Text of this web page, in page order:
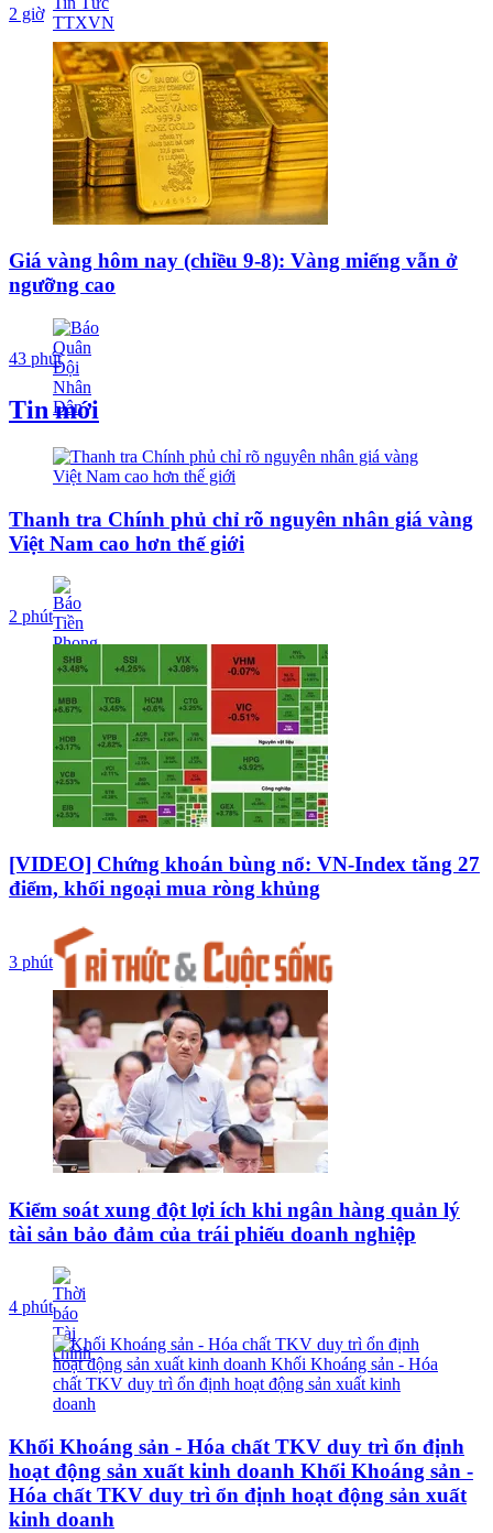
2 giờ
Giá vàng hôm nay (chiều 9-8): Vàng miếng vẫn ở
ngưỡng cao
43 phút
Tin mới
Thanh tra Chính phủ chỉ rõ nguyên nhân giá vàng
Việt Nam cao hơn thế giới
2 phút
[VIDEO] Chứng khoán bùng nổ: VN-Index tăng 27
điểm, khối ngoại mua ròng khủng
3 phút
Kiểm soát xung đột lợi ích khi ngân hàng quản lý
tài sản bảo đảm của trái phiếu doanh nghiệp
4 phút
Khối Khoáng sản - Hóa chất TKV duy trì ổn định
hoạt động sản xuất kinh doanh Khối Khoáng sản -
Hóa chất TKV duy trì ổn định hoạt động sản xuất
kinh doanh